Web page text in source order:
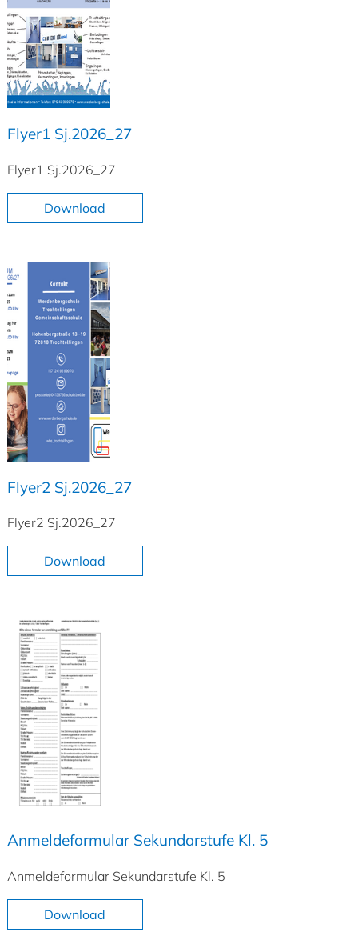
Flyer1 Sj.2026_27
Flyer1 Sj.2026_27
Download
Flyer2 Sj.2026_27
Flyer2 Sj.2026_27
Download
Anmeldeformular Sekundarstufe Kl. 5
Anmeldeformular Sekundarstufe Kl. 5
Download